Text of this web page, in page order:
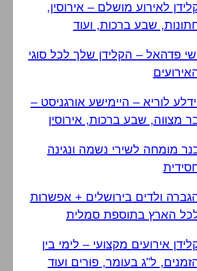
לאירוע מושלם – אירוסין,
שבע ברכות, ועוד
פדהאל – הקלידן שלך לכל סוגי
לוריא – היימישע אורגניסט –
מצווה, שבע ברכות, אירוסין
מומחה לשירי נשמה ונגינה
ולדים בירושלים + אפשרות
הארץ בתוספת סמלית
אירועים מקצועי – לימי בין
ל"ג בעומר, פורים ועוד